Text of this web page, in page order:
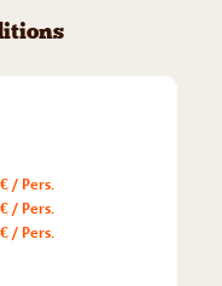
/ Pers.
/ Pers.
/ Pers.